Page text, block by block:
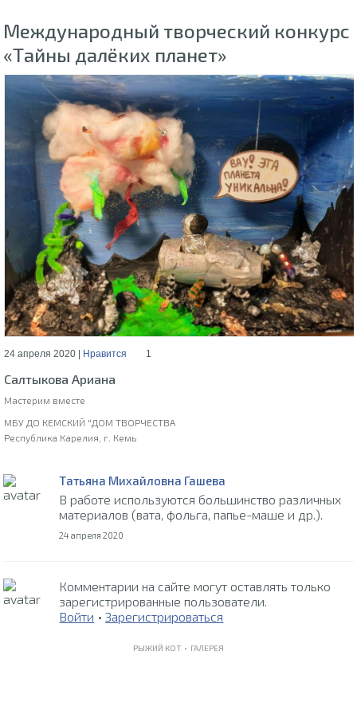
Международный творческий конкурс
«Тайны далёких планет»
24 апреля 2020 | Нравится 1
Салтыкова Ариана
Мастерим вместе
МБУ ДО КЕМСКИЙ "ДОМ ТВОРЧЕСТВА
Республика Карелия, г. Кемь
Татьяна Михайловна Гашева
В работе используются большинство различных
материалов (вата, фольга, папье-маше и др.).
24 апреля 2020
Комментарии на сайте могут оставлять только
зарегистрированные пользователи.
Войти •Зарегистрироваться
РЫЖИЙ КОТ • ГАЛЕРЕЯ